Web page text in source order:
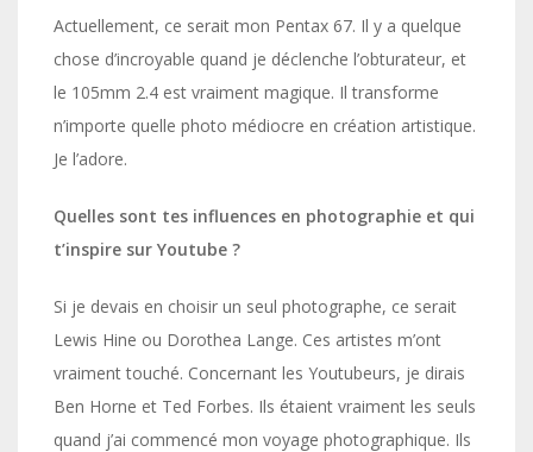
Actuellement, ce serait mon Pentax 67. Il y a quelque
chose d’incroyable quand je déclenche l’obturateur, et
le 105mm 2.4 est vraiment magique. Il transforme
n’importe quelle photo médiocre en création artistique.
Je l’adore.
Quelles sont tes influences en photographie et qui
t’inspire sur Youtube ?
Si je devais en choisir un seul photographe, ce serait
Lewis Hine ou Dorothea Lange. Ces artistes m’ont
vraiment touché. Concernant les Youtubeurs, je dirais
Ben Horne et Ted Forbes. Ils étaient vraiment les seuls
quand j’ai commencé mon voyage photographique. Ils